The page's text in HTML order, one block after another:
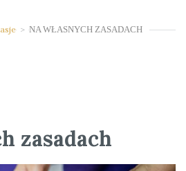
> NA WŁASNYCH ZASADACH
zasadach